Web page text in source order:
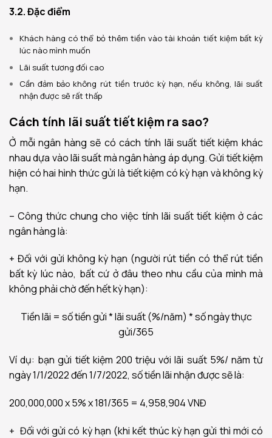
3.2. Đặc điểm
Khách hàng có thể bỏ thêm tiền vào tài khoản tiết kiệm bất kỳ
lúc nào mình muốn
Lãi suất tương đối cao
Cần đảm bảo không rút tiền trước kỳ hạn, nếu không, lãi suất
nhận được sẽ rất thấp
Cách tính lãi suất tiết kiệm ra sao?
Ở mỗi ngân hàng sẽ có cách tính lãi suất tiết kiệm khác
nhau dựa vào lãi suất mà ngân hàng áp dụng. Gửi tiết kiệm
hiện có hai hình thức gửi là tiết kiệm có kỳ hạn và không kỳ
hạn.
– Công thức chung cho việc tính lãi suất tiết kiệm ở các
ngân hàng là:
+ Đối với gửi không kỳ hạn (người rút tiền có thể rút tiền
bất kỳ lúc nào, bất cứ ở đâu theo nhu cầu của mình mà
không phải chờ đến hết kỳ hạn):
Tiền lãi = số tiền gửi * lãi suất (%/năm) * số ngày thực
gửi/365
Ví dụ: bạn gửi tiết kiệm 200 triệu với lãi suất 5%/ năm từ
ngày 1/1/2022 đến 1/7/2022, số tiền lãi nhận được sẽ là:
200,000,000 x 5% x 181/365 = 4,958,904 VNĐ
+ Đối với gửi có kỳ hạn (khi kết thúc kỳ hạn gửi thì mới có